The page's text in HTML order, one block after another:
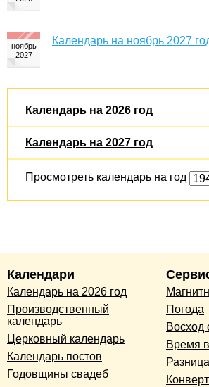
Календарь на ноябрь 2027
Календарь на 2026 год
Календарь на 2027 год
Просмотреть календарь на год
Календари
Календарь на 2026 год
Производственный
календарь
Церковный календарь
Календарь постов
Годовщины свадеб
Погода
Восход
Время